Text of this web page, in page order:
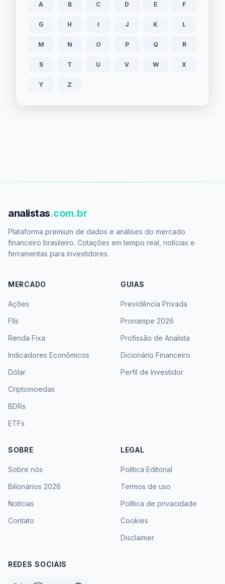
A B C D E F
G H I J K L
M N O P Q R
S T U V W X
Y Z
analistas.com.br
Plataforma premium de dados e análises do mercado
financeiro brasileiro. Cotações em tempo real, notícias e
ferramentas para investidores.
MERCADO
Ações
FIIs
Renda Fixa
Indicadores Econômicos
Dólar
Criptomoedas
BDRs
ETFs
GUIAS
Previdência Privada
Pronampe 2026
Profissão de Analista
Dicionário Financeiro
Perfil de Investidor
SOBRE
Sobre nós
Bilionários 2026
Notícias
Contato
LEGAL
Política Editorial
Termos de uso
Política de privacidade
Cookies
Disclaimer
REDES SOCIAIS